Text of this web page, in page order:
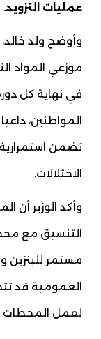
عمليات التزويد.
وأوضح ولد
موزعي المواد
في نهاية كل
المواطنين،
تضمن استمرارية
الاختلالات.
وأكد الوزير أن
التنسيق مع
مستمر للبنزين
العمومية قد
لعمل المحطات